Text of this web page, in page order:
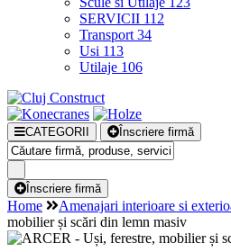
SERVICII 112
Transport 34
Usi 113
Utilaje 106
CATEGORII Înscriere firmă
Înscriere firmă
Home Amenajari interioare si
mobilier și scări din lemn masiv